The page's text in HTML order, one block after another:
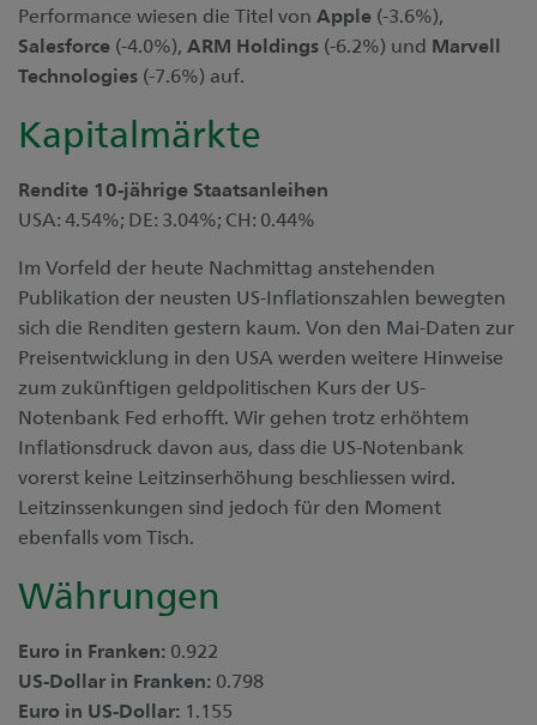
Performance wiesen die Titel von Apple (-3.6%),
Salesforce (-4.0%), ARM Holdings (-6.2%) und Marvell
Technologies (-7.6%) auf.
Kapitalmärkte
Rendite 10-jährige Staatsanleihen
USA: 4.54%; DE: 3.04%; CH: 0.44%
Im Vorfeld der heute Nachmittag anstehenden
Publikation der neusten US-Inflationszahlen bewegten
sich die Renditen gestern kaum. Von den Mai-Daten zur
Preisentwicklung in den USA werden weitere Hinweise
zum zukünftigen geldpolitischen Kurs der US-
Notenbank Fed erhofft. Wir gehen trotz erhöhtem
Inflationsdruck davon aus, dass die US-Notenbank
vorerst keine Leitzinserhöhung beschliessen wird.
Leitzinssenkungen sind jedoch für den Moment
ebenfalls vom Tisch.
Währungen
Euro in Franken: 0.922
US-Dollar in Franken: 0.798
Euro in US-Dollar: 1.155